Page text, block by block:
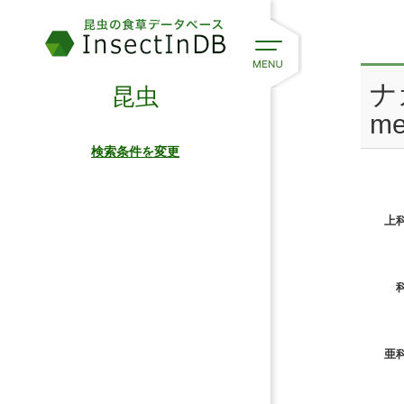
上
亜
昆虫
検索条件を変更